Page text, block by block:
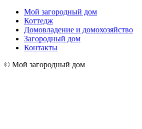
Мой загородный дом
Коттедж
Домовладение и домохозяйство
Загородный дом
Контакты
© Мой загородный дом